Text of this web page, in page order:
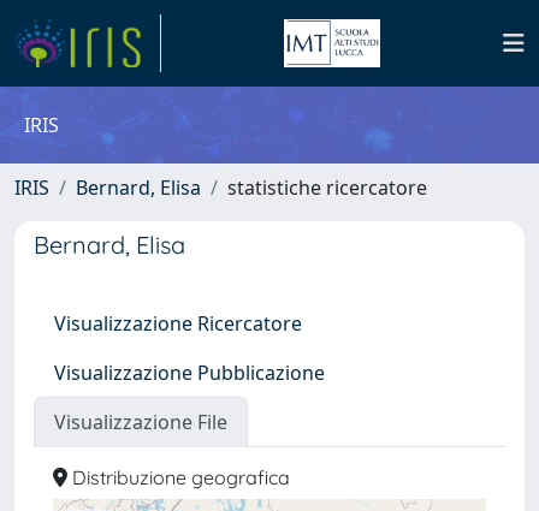
IRIS
IRIS Bernard, Elisa statistiche ricercatore
Bernard, Elisa
Visualizzazione Ricercatore
Visualizzazione Pubblicazione
Visualizzazione File
Distribuzione geografica